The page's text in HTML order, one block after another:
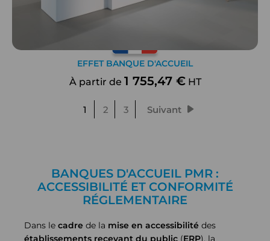
EFFET BANQUE D'ACCUEIL
À partir de 1 755,47 €HT
1 2 3 Suivant
BANQUES D'ACCUEIL PMR :
ACCESSIBILITÉ ET CONFORMITÉ
RÉGLEMENTAIRE
Dans le cadre de la mise en accessibilité des
établissements recevant du public (ERP), la